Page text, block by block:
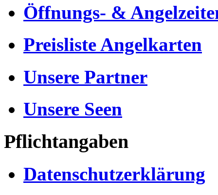
Öffnungs- &
Preisliste Angelkarten
Unsere Partner
Unsere Seen
Pflichtangaben
Datenschutzerklärung